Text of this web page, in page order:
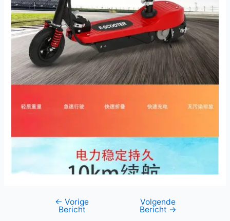
Berichtnavigatie
← Vorige
Bericht
Volgende
Bericht →